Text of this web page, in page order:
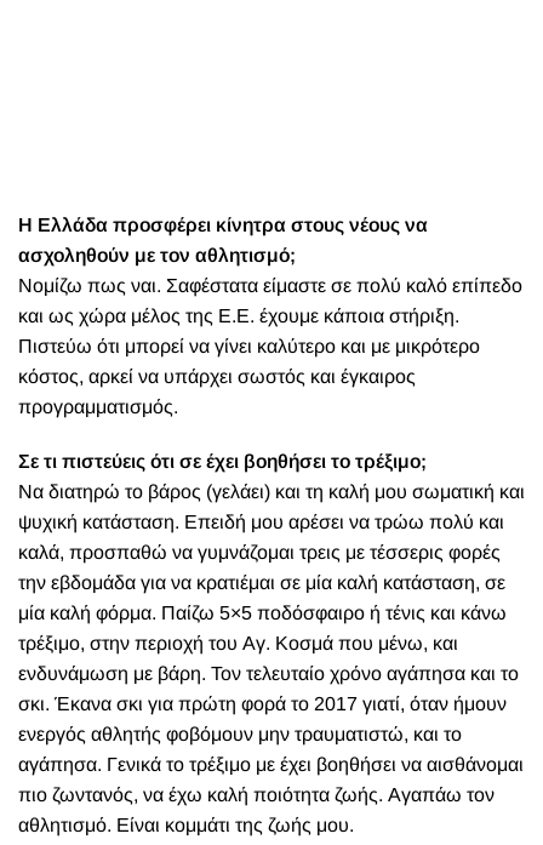
Η Ελλάδα προσφέρει κίνητρα στους νέους να
ασχοληθούν με τον αθλητισμό;
Νομίζω πως ναι. Σαφέστατα είμαστε σε πολύ καλό επίπεδο
και ως χώρα μέλος της Ε.Ε. έχουμε κάποια στήριξη.
Πιστεύω ότι μπορεί να γίνει καλύτερο και με μικρότερο
κόστος, αρκεί να υπάρχει σωστός και έγκαιρος
προγραμματισμός.
Σε τι πιστεύεις ότι σε έχει βοηθήσει το τρέξιμο;
Να διατηρώ το βάρος (γελάει) και τη καλή μου σωματική και
ψυχική κατάσταση. Επειδή μου αρέσει να τρώω πολύ και
καλά, προσπαθώ να γυμνάζομαι τρεις με τέσσερις φορές
την εβδομάδα για να κρατιέμαι σε μία καλή κατάσταση, σε
μία καλή φόρμα. Παίζω 5×5 ποδόσφαιρο ή τένις και κάνω
τρέξιμο, στην περιοχή του Αγ. Κοσμά που μένω, και
ενδυνάμωση με βάρη. Τον τελευταίο χρόνο αγάπησα και το
σκι. Έκανα σκι για πρώτη φορά το 2017 γιατί, όταν ήμουν
ενεργός αθλητής φοβόμουν μην τραυματιστώ, και το
αγάπησα. Γενικά το τρέξιμο με έχει βοηθήσει να αισθάνομαι
πιο ζωντανός, να έχω καλή ποιότητα ζωής. Αγαπάω τον
αθλητισμό. Είναι κομμάτι της ζωής μου.